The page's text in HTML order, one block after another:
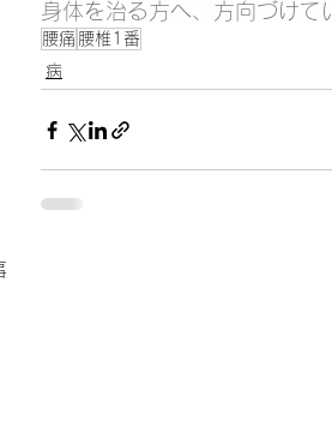
身体を治る方へ、方向づけて
腰痛 腰椎1番
病